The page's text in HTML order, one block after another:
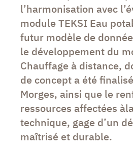
l’harmonisation avec
module TEKSI Eau
futur modèle de
le développement du
Chauffage à distance,
de concept a été
Morges, ainsi que le
ressources affectées
technique, gage d’un
maîtrisé et durable.